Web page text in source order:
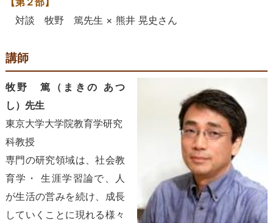
対談 牧野 篤先生 × 熊井 晃史さん
講師
牧野 篤 （まきの あつ
し）先生
東京大学大学院教育学研究
科教授
専門の研究領域は、社会教
育学・ 生涯学習論で、人
が生活の営みを続け、成長
していくことに現れる様々